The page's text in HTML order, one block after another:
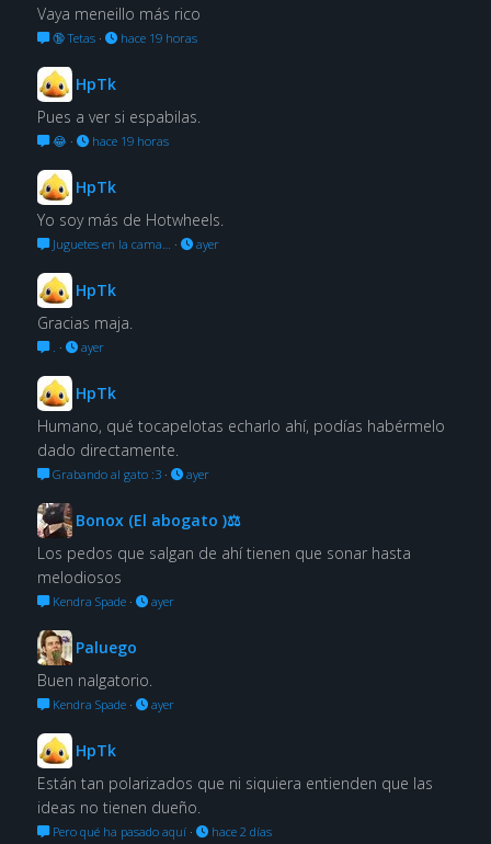
Vaya meneillo más rico
🔞 Tetas· hace 19 horas
HpTk
Pues a ver si espabilas.
😂· hace 19 horas
HpTk
Yo soy más de Hotwheels.
Juguetes en la cama… · ayer
HpTk
Gracias maja.
. · ayer
HpTk
Humano, qué tocapelotas echarlo ahí, podías habérmelo
dado directamente.
Grabando al gato :3· ayer
Bonox (El abogato )⚖
Los pedos que salgan de ahí tienen que sonar hasta
melodiosos
Kendra Spade· ayer
Paluego
Buen nalgatorio.
Kendra Spade· ayer
HpTk
Están tan polarizados que ni siquiera entienden que las
ideas no tienen dueño.
Pero qué ha pasado aquí· hace 2 días